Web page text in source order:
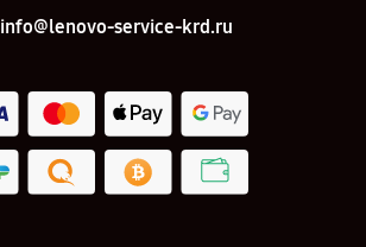
info@lenovo-service-krd.ru